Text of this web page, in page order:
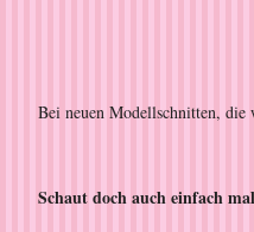
Bei neuen Modellschnitten,
Schaut doch auch einfach